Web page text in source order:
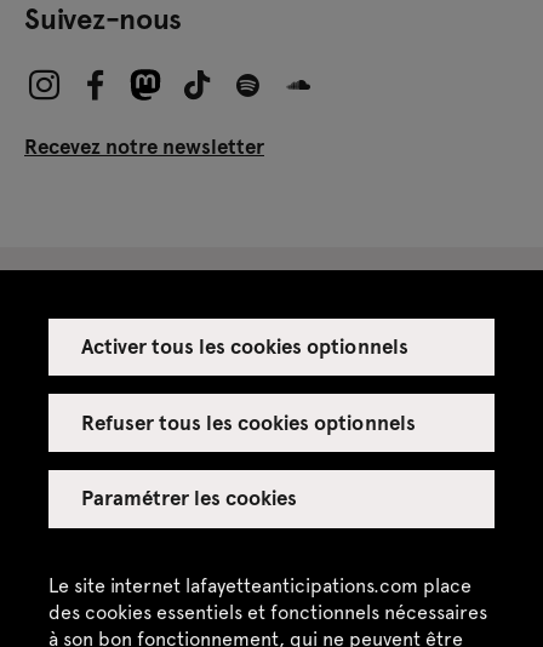
Le site internet lafayetteanticipations.com place
des cookies essentiels et fonctionnels nécessaires
à son bon fonctionnement, qui ne peuvent être
Activer tous les cookies optionnels
Refuser tous les cookies optionnels
Paramétrer les cookies
Suivez-nous
Recevez notre newsletter
Espace presse
Espace enseignant·es
Espace privatisations
Crédits
Mentions légales
Politique de confidentialité